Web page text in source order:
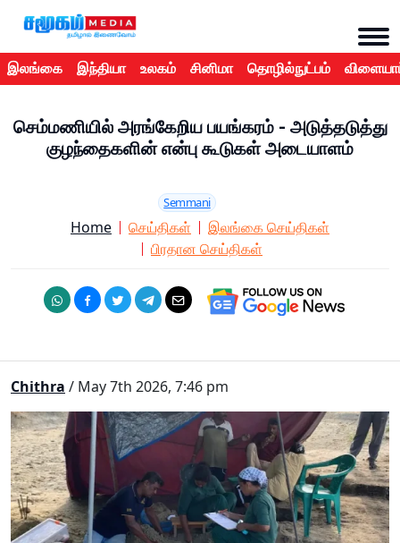
இலங்கை இந்தியா உலகம் சினிமா தொழில்நுட்பம்
செம்மணியில் அரங்கேறிய பயங்கரம் - அடுத்தடுத்து
குழந்தைகளின் என்பு கூடுகள் அடையாளம்
Semmani
Home செய்திகள்
இலங்கை செய்திகள்
பிரதான செய்திகள்
Chithra / May 7th 2026, 7:46 pm